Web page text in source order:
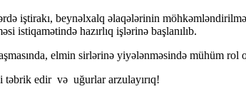
iştirakı, beynəlxalq əlaqələrinin
istiqamətində hazırlıq işlərinə başlanılıb.
elmin sirlərinə yiyələnməsində mühüm rol
təbrik edir və uğurlar arzulayırıq!